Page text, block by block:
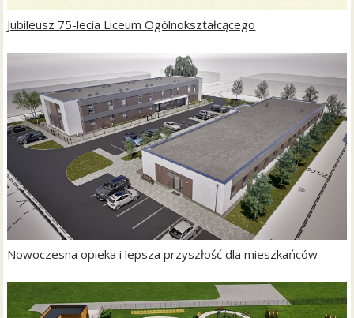
Jubileusz 75-lecia Liceum Ogólnokształcącego
Nowoczesna opieka i lepsza przyszłość dla mieszkańców